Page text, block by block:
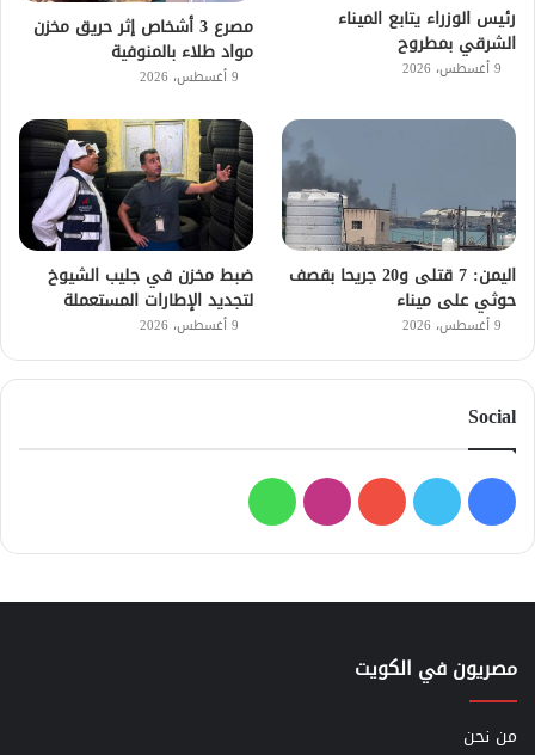
رئيس الوزراء يتابع الميناء
الشرقي بمطروح
9 أغسطس، 2026
مصرع 3 أشخاص إثر حريق مخزن
مواد طلاء بالمنوفية
9 أغسطس، 2026
اليمن: 7 قتلى و20 جريحا بقصف
حوثي على ميناء
9 أغسطس، 2026
ضبط مخزن في جليب الشيوخ
لتجديد الإطارات المستعملة
9 أغسطس، 2026
Social
فيسبوك
تويتر يوتيوبانستقرامواتساب
مصريون في الكويت
من نحن